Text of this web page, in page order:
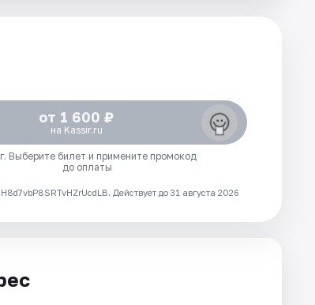
от 1 600 ₽
на Kassir.ru
Выберите билет и примените промокод
до оплаты
Действует до 31 августа 2026